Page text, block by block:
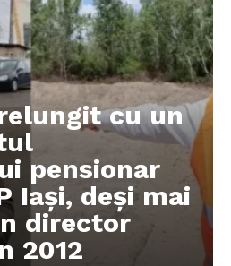
cu un
pensionar
Iași, deși mai
director
2012